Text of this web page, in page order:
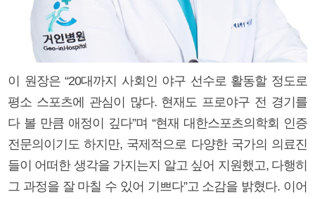
이 원장은 “20대까지 사회인 야구 선수로 활동할 정도로
평소 스포츠에 관심이 많다. 현재도 프로야구 전 경기를
다 볼 만큼 애정이 깊다”며 “현재 대한스포츠의학회 인증
전문의이기도 하지만, 국제적으로 다양한 국가의 의료진
들이 어떠한 생각을 가지는지 알고 싶어 지원했고, 다행히
그 과정을 잘 마칠 수 있어 기쁘다”고 소감을 밝혔다. 이어